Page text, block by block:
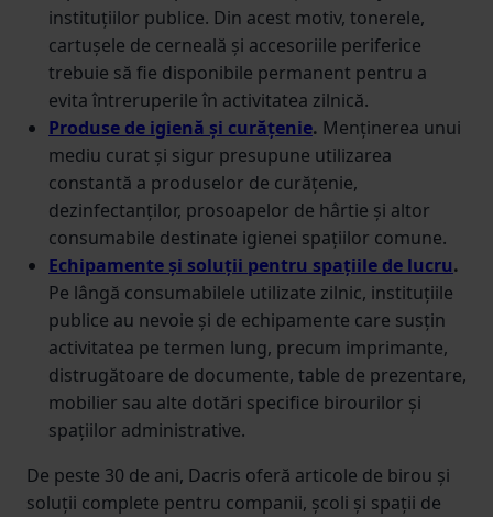
instituțiilor publice. Din acest motiv, tonerele,
cartușele de cerneală și accesoriile periferice
trebuie să fie disponibile permanent pentru a
evita întreruperile în activitatea zilnică.
Produse de igienă și curățenie. Menținerea unui
mediu curat și sigur presupune utilizarea
constantă a produselor de curățenie,
dezinfectanților, prosoapelor de hârtie și altor
consumabile destinate igienei spațiilor comune.
Echipamente și soluții pentru spațiile de lucru.
Pe lângă consumabilele utilizate zilnic, instituțiile
publice au nevoie și de echipamente care susțin
activitatea pe termen lung, precum imprimante,
distrugătoare de documente, table de prezentare,
mobilier sau alte dotări specifice birourilor și
spațiilor administrative.
De peste 30 de ani, Dacris oferă articole de birou și
soluții complete pentru companii, școli și spații de